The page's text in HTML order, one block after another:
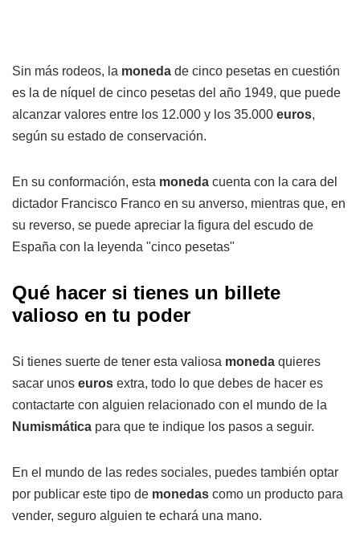
Sin más rodeos, la moneda de cinco pesetas en cuestión
es la de níquel de cinco pesetas del año 1949, que puede
alcanzar valores entre los 12.000 y los 35.000 euros,
según su estado de conservación.
En su conformación, esta moneda cuenta con la cara del
dictador Francisco Franco en su anverso, mientras que, en
su reverso, se puede apreciar la figura del escudo de
España con la leyenda "cinco pesetas"
Qué hacer si tienes un billete
valioso en tu poder
Si tienes suerte de tener esta valiosa moneda quieres
sacar unos euros extra, todo lo que debes de hacer es
contactarte con alguien relacionado con el mundo de la
Numismática para que te indique los pasos a seguir.
En el mundo de las redes sociales, puedes también optar
por publicar este tipo de monedas como un producto para
vender, seguro alguien te echará una mano.